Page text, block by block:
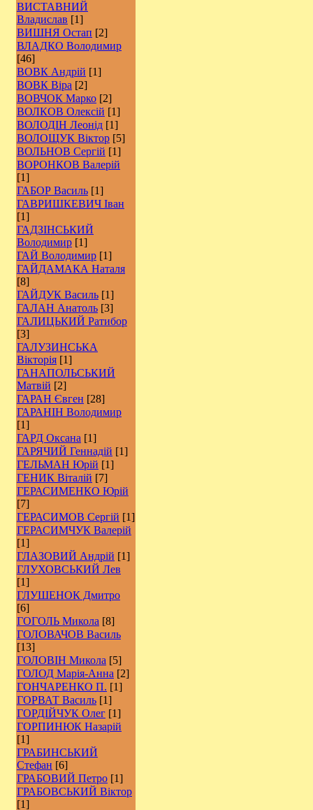
ВИСТАВНИЙ
Владислав [1]
ВИШНЯ Остап [2]
ВЛАДКО Володимир
[46]
ВОВК Андрій [1]
ВОВК Віра [2]
ВОВЧОК Марко [2]
ВОЛКОВ Олексій [1]
ВОЛОДІН Леонід [1]
ВОЛОЩУК Віктор [5]
ВОЛЬНОВ Сергій [1]
ВОРОНКОВ Валерій
[1]
ГАБОР Василь [1]
ГАВРИШКЕВИЧ Іван
[1]
ГАДЗІНСЬКИЙ
Володимир [1]
ГАЙ Володимир [1]
ГАЙДАМАКА Наталя
[8]
ГАЙДУК Василь [1]
ГАЛАН Анатоль [3]
ГАЛИЦЬКИЙ Ратибор
[3]
ГАЛУЗИНСЬКА
Вікторія [1]
ГАНАПОЛЬСЬКИЙ
Матвій [2]
ГАРАН Євген [28]
ГАРАНІН Володимир
[1]
ГАРД Оксана [1]
ГАРЯЧИЙ Геннадій [1]
ГЕЛЬМАН Юрій [1]
ГЕНИК Віталій [7]
ГЕРАСИМЕНКО Юрій
[7]
ГЕРАСИМОВ Сергій [1]
ГЕРАСИМЧУК Валерій
[1]
ГЛАЗОВИЙ Андрій [1]
ГЛУХОВСЬКИЙ Лев
[1]
ГЛУШЕНОК Дмитро
[6]
ГОГОЛЬ Микола [8]
ГОЛОВАЧОВ Василь
[13]
ГОЛОВІН Микола [5]
ГОЛОД Марія-Анна [2]
ГОНЧАРЕНКО П. [1]
ГОРВАТ Василь [1]
ГОРДІЙЧУК Олег [1]
ГОРПИНЮК Назарій
[1]
ГРАБИНСЬКИЙ
Стефан [6]
ГРАБОВИЙ Петро [1]
ГРАБОВСЬКИЙ Віктор
[1]